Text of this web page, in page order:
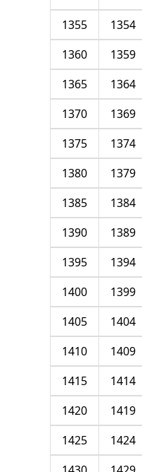
1354
1355
1359
1360
1364
1365
1369
1370
1374
1375
1379
1380
1384
1385
1389
1390
1394
1395
1399
1400
1404
1405
1409
1410
1414
1415
1419
1420
1424
1425